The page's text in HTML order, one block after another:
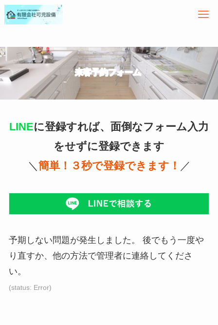
来客予約フォーム
LINEに登録すれば、面倒なフォーム入力
をせずに登録できます
＼ 簡単！３秒で登録できます！ ／
予期しない問題が発生しました。 後でもう一度や
り直すか、他の方法で管理者に連絡してくださ
い。
(status: Error)